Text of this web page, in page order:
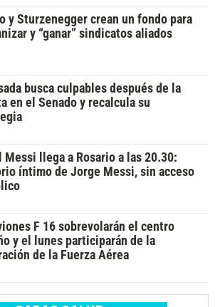
y Sturzenegger crean un fondo para
y “ganar” sindicatos aliados
busca culpables después de la
en el Senado y recalcula su
Messi llega a Rosario a las 20.30:
íntimo de Jorge Messi, sin acceso
F 16 sobrevolarán el centro
y el lunes participarán de la
de la Fuerza Aérea